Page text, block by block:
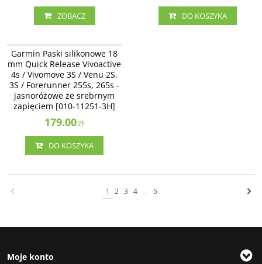
ZOBACZ DO KOSZYKA
Garmin Paski silikonowe 18 mm
Quick Release Vivoactive 4s /
Vivomove 3S / Venu 2S -
jasnoróżowe ze srebrnym
zapięciem [010-11251-3H]
Garmin Paski silikonowe 18
mm Quick Release Vivoactive
4s / Vivomove 3S / Venu 2S,
3S / Forerunner 255s, 265s -
jasnoróżowe ze srebrnym
zapięciem [010-11251-3H]
179.00zł
DO KOSZYKA
1 2 3 4 ... 5
Moje konto